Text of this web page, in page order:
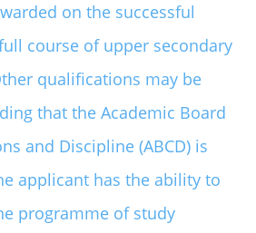
on the successful
course of upper secondary
qualifications may be
that the Academic Board
and Discipline (ABCD) is
applicant has the ability to
programme of study